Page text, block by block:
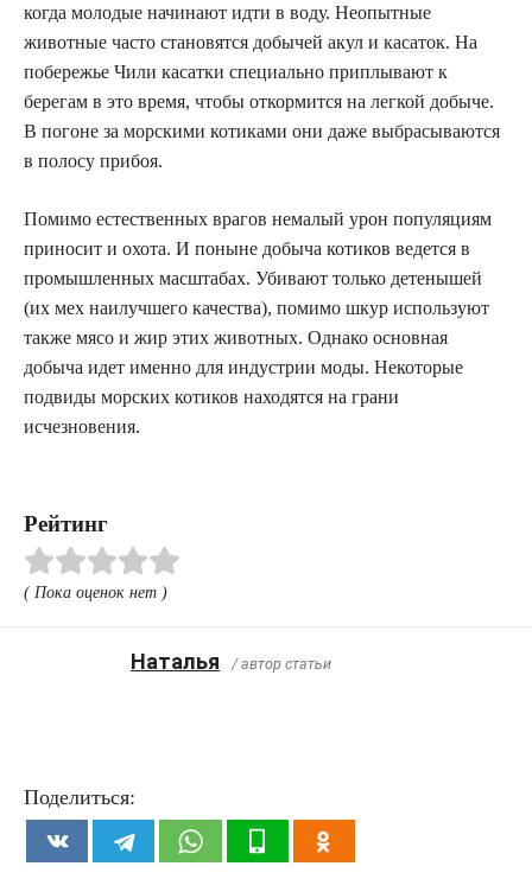
когда молодые начинают идти в воду. Неопытные
животные часто становятся добычей акул и касаток. На
побережье Чили касатки специально приплывают к
берегам в это время, чтобы откормится на легкой добыче.
В погоне за морскими котиками они даже выбрасываются
в полосу прибоя.
Помимо естественных врагов немалый урон популяциям
приносит и охота. И поныне добыча котиков ведется в
промышленных масштабах. Убивают только детенышей
(их мех наилучшего качества), помимо шкур используют
также мясо и жир этих животных. Однако основная
добыча идет именно для индустрии моды. Некоторые
подвиды морских котиков находятся на грани
исчезновения.
Рейтинг
( Пока оценок нет )
Наталья / автор статьи
Поделиться: